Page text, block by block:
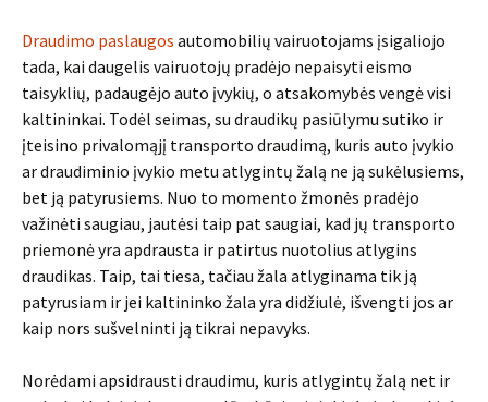
Draudimo paslaugos automobilių vairuotojams įsigaliojo
tada, kai daugelis vairuotojų pradėjo nepaisyti eismo
taisyklių, padaugėjo auto įvykių, o atsakomybės vengė visi
kaltininkai. Todėl seimas, su draudikų pasiūlymu sutiko ir
įteisino privalomąjį transporto draudimą, kuris auto įvykio
ar draudiminio įvykio metu atlygintų žalą ne ją sukėlusiems,
bet ją patyrusiems. Nuo to momento žmonės pradėjo
važinėti saugiau, jautėsi taip pat saugiai, kad jų transporto
priemonė yra apdrausta ir patirtus nuotolius atlygins
draudikas. Taip, tai tiesa, tačiau žala atlyginama tik ją
patyrusiam ir jei kaltininko žala yra didžiulė, išvengti jos ar
kaip nors sušvelninti ją tikrai nepavyks.
Norėdami apsidrausti draudimu, kuris atlygintų žalą net ir